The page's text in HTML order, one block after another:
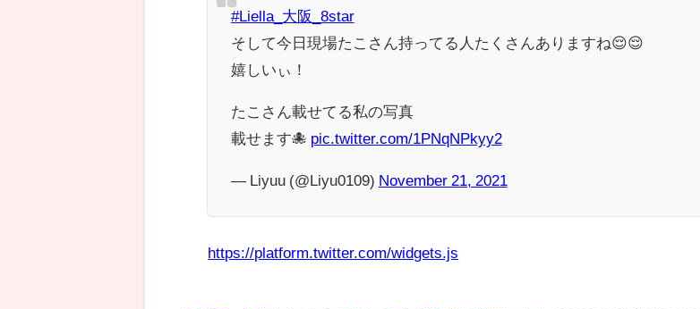
#Liella_大阪_8star
そして今日現場たこさん持ってる人たくさんありますね😌😌
嬉しいぃ！
たこさん載せてる私の写真
載せます🐙 pic.twitter.com/1PNqNPkyy2
— Liyuu (@Liyu0109) November 21, 2021
https://platform.twitter.com/widgets.js